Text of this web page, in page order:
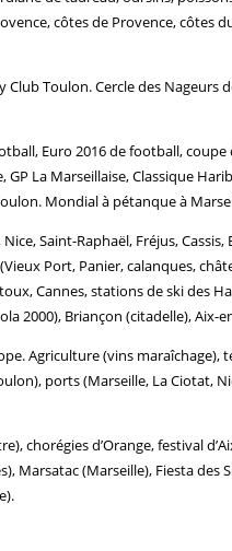
côtes de Provence, côtes
Toulon. Cercle des Nageurs
Euro 2016 de football,
La Marseillaise, Classique
Mondial à pétanque à
Saint-Raphaël, Fréjus, Cassis,
Port, Panier, calanques,
Cannes, stations de ski des
2000), Briançon (citadelle), Aix-
Agriculture (vins maraîchage),
ports (Marseille, La Ciotat,
chorégies d’Orange, festival
Marsatac (Marseille), Fiesta des